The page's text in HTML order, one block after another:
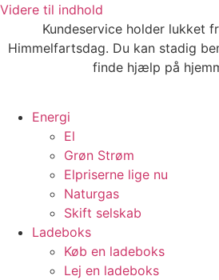
Videre til indhold
Kundeservice holder lukket
Himmelfartsdag. Du kan stadig
finde hjælp på
Energi
El
Grøn Strøm
Elpriserne lige nu
Naturgas
Skift selskab
Ladeboks
Køb en ladeboks
Lej en ladeboks